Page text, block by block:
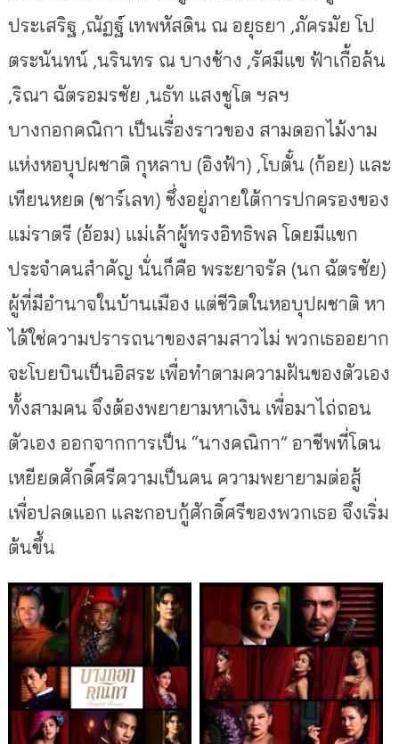
ประเสริฐ ,ณัฏฐ์ เทพหัสดิน ณ อยุธยา ,ภัครมัย โป
ตระนันทน์ ,นรินทร ณ บางช้าง ,รัศมีแข ฟ้าเกื้อล้น
,ริณา ฉัตรอมรชัย ,นธัท แสงชูโต ฯลฯ
บางกอกคณิกา เป็นเรื่องราวของ สามดอกไม้งาม
แห่งหอบุปผชาติ กุหลาบ (อิงฟ้า) ,โบตั๋น (ก้อย) และ
เทียนหยด (ชาร์เลท) ซึ่งอยู่ภายใต้การปกครองของ
แม่ราตรี (อ้อม) แม่เล้าผู้ทรงอิทธิพล โดยมีแขก
ประจำคนสำคัญ นั่นก็คือ พระยาจรัล (นก ฉัตรชัย)
ผู้ที่มีอำนาจในบ้านเมือง แต่ชีวิตในหอบุปผชาติ หา
ได้ใช่ความปรารถนาของสามสาวไม่ พวกเธออยาก
จะโบยบินเป็นอิสระ เพื่อทำตามความฝันของตัวเอง
ทั้งสามคน จึงต้องพยายามหาเงิน เพื่อมาไถ่ถอน
ตัวเอง ออกจากการเป็น “นางคณิกา” อาชีพที่โดน
เหยียดศักดิ์ศรีความเป็นคน ความพยายามต่อสู้
เพื่อปลดแอก และกอบกู้ศักดิ์ศรีของพวกเธอ จึงเริ่ม
ต้นขึ้น